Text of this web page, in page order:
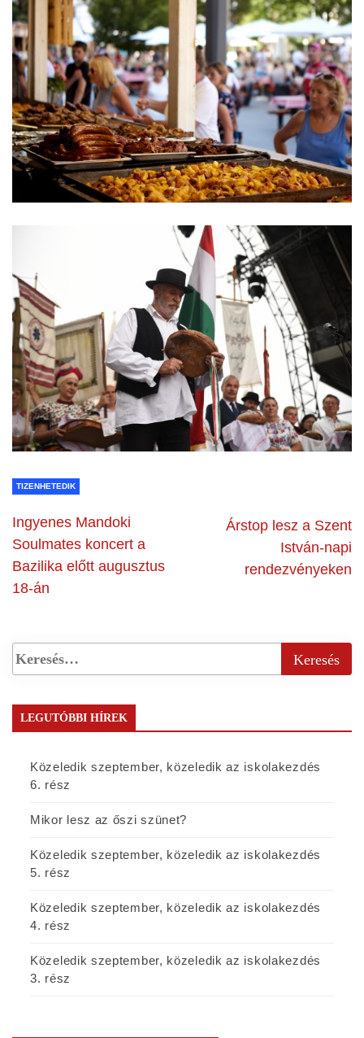
TIZENHETEDIK
Ingyenes Mandoki
Soulmates koncert a
Bazilika előtt augusztus
18-án
Árstop lesz a Szent
István-napi
rendezvényeken
LEGUTÓBBI HÍREK
Közeledik szeptember, közeledik az iskolakezdés
6. rész
Mikor lesz az őszi szünet?
Közeledik szeptember, közeledik az iskolakezdés
5. rész
Közeledik szeptember, közeledik az iskolakezdés
4. rész
Közeledik szeptember, közeledik az iskolakezdés
3. rész